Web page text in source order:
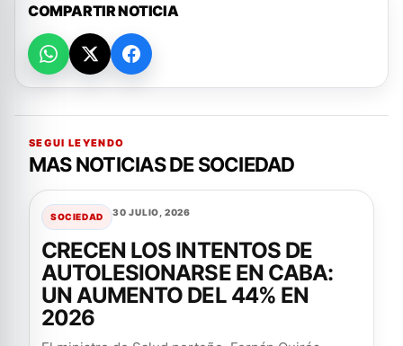
COMPARTIR NOTICIA
SEGUI LEYENDO
MAS NOTICIAS DE SOCIEDAD
SOCIEDAD 30 JULIO, 2026
CRECEN LOS INTENTOS DE
AUTOLESIONARSE EN CABA:
UN AUMENTO DEL 44% EN
2026